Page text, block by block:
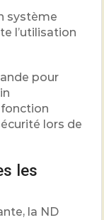
système
l’utilisation
pour
lors de
les
la ND